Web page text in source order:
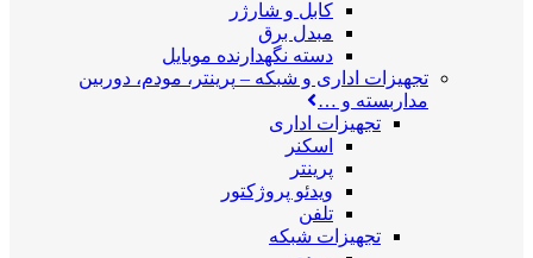
کابل و شارژر
مبدل برق
دسته نگهدارنده موبایل
تجهیزات اداری و شبکه – پرینتر، مودم، دوربین
مداربسته و …
تجهیزات اداری
اسکنر
پرینتر
ویدئو پروژکتور
تلفن
تجهیزات شبکه